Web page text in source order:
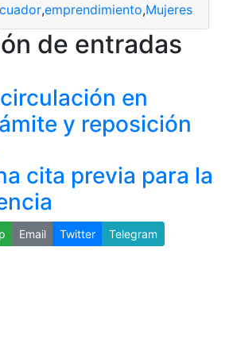
,emprendimiento,Mujeres
de entradas
en
y reposición
cita previa para la
Email Twitter Telegram